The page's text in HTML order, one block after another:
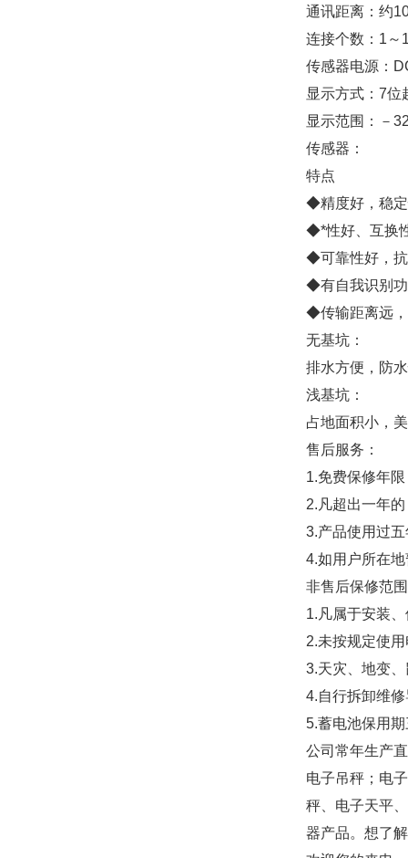
通讯距离：约
连接个数： 1 ～
传感器电源：
显示方式： 7位
显示范围：－
传感器：
特点
◆精度好，稳
◆*性好、互换
◆可靠性好，
◆有自我识别
◆传输距离远
无基坑：
排水方便，防
浅基坑：
占地面积小，
售后服务：
1.免费保修年
2. 凡超出一年
3.产品使用过
4.如用户所在
非售后保修范
1. 凡属于安装
2.未按规定使
3.天灾、地变
4.自行拆卸维
5.蓄电池保用
公司常年生产
电子吊秤；电
秤、电子天平
器产品。想了